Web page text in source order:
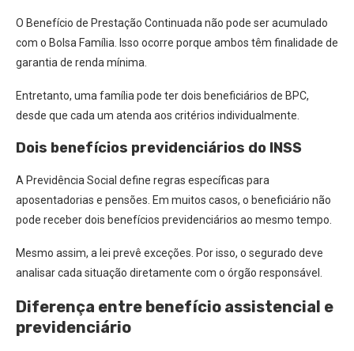
O Benefício de Prestação Continuada não pode ser acumulado
com o Bolsa Família. Isso ocorre porque ambos têm finalidade de
garantia de renda mínima.
Entretanto, uma família pode ter dois beneficiários de BPC,
desde que cada um atenda aos critérios individualmente.
Dois benefícios previdenciários do INSS
A Previdência Social define regras específicas para
aposentadorias e pensões. Em muitos casos, o beneficiário não
pode receber dois benefícios previdenciários ao mesmo tempo.
Mesmo assim, a lei prevê exceções. Por isso, o segurado deve
analisar cada situação diretamente com o órgão responsável.
Diferença entre benefício assistencial e
previdenciário